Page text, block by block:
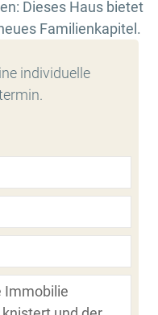
Dieses Haus bietet
Familienkapitel.
individuelle